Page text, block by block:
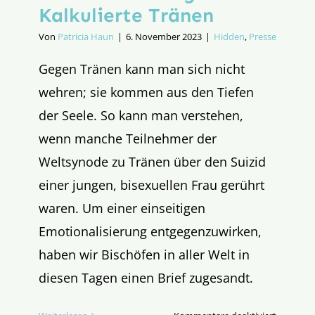
Kalkulierte Tränen
Von Patricia Haun | 6. November 2023 | Hidden, Presse
Gegen Tränen kann man sich nicht
wehren; sie kommen aus den Tiefen
der Seele. So kann man verstehen,
wenn manche Teilnehmer der
Weltsynode zu Tränen über den Suizid
einer jungen, bisexuellen Frau gerührt
waren. Um einer einseitigen
Emotionalisierung entgegenzuwirken,
haben wir Bischöfen in aller Welt in
diesen Tagen einen Brief zugesandt.